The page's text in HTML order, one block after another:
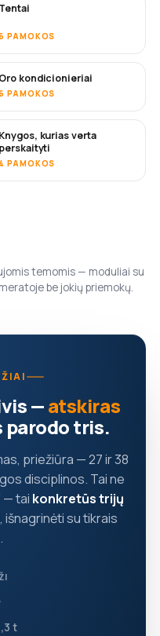
Tentai
PAMOKOS
NETRUKUS
Oro kondicionieriai
PAMOKOS
NETRUKUS
Knygos, kurias verta
perskaityti
4 PAMOKOS
temomis — moduliai su
be jokių priemokų.
—atskiras
parodo tris.
priežiūra — 27 ir 38
disciplinos. Tai ne
— tai konkretūs trijų
, išnagrinėti su tikrais
t